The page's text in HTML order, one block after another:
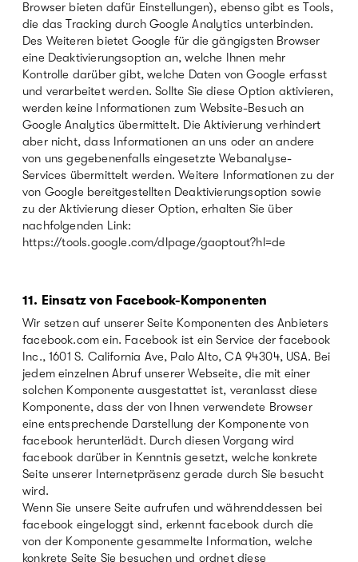
Browser bieten dafür Einstellungen), ebenso gibt es Tools,
die das Tracking durch Google Analytics unterbinden.
Des Weiteren bietet Google für die gängigsten Browser
eine Deaktivierungsoption an, welche Ihnen mehr
Kontrolle darüber gibt, welche Daten von Google erfasst
und verarbeitet werden. Sollte Sie diese Option aktivieren,
werden keine Informationen zum Website-Besuch an
Google Analytics übermittelt. Die Aktivierung verhindert
aber nicht, dass Informationen an uns oder an andere
von uns gegebenenfalls eingesetzte Webanalyse-
Services übermittelt werden. Weitere Informationen zu der
von Google bereitgestellten Deaktivierungsoption sowie
zu der Aktivierung dieser Option, erhalten Sie über
nachfolgenden Link:
https://tools.google.com/dlpage/gaoptout?hl=de
11. Einsatz von Facebook-Komponenten
Wir setzen auf unserer Seite Komponenten des Anbieters
facebook.com ein. Facebook ist ein Service der facebook
Inc., 1601 S. California Ave, Palo Alto, CA 94304, USA. Bei
jedem einzelnen Abruf unserer Webseite, die mit einer
solchen Komponente ausgestattet ist, veranlasst diese
Komponente, dass der von Ihnen verwendete Browser
eine entsprechende Darstellung der Komponente von
facebook herunterlädt. Durch diesen Vorgang wird
facebook darüber in Kenntnis gesetzt, welche konkrete
Seite unserer Internetpräsenz gerade durch Sie besucht
wird.
Wenn Sie unsere Seite aufrufen und währenddessen bei
facebook eingeloggt sind, erkennt facebook durch die
von der Komponente gesammelte Information, welche
konkrete Seite Sie besuchen und ordnet diese